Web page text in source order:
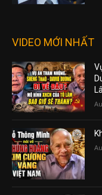
VIDEO MỚI NHẤT